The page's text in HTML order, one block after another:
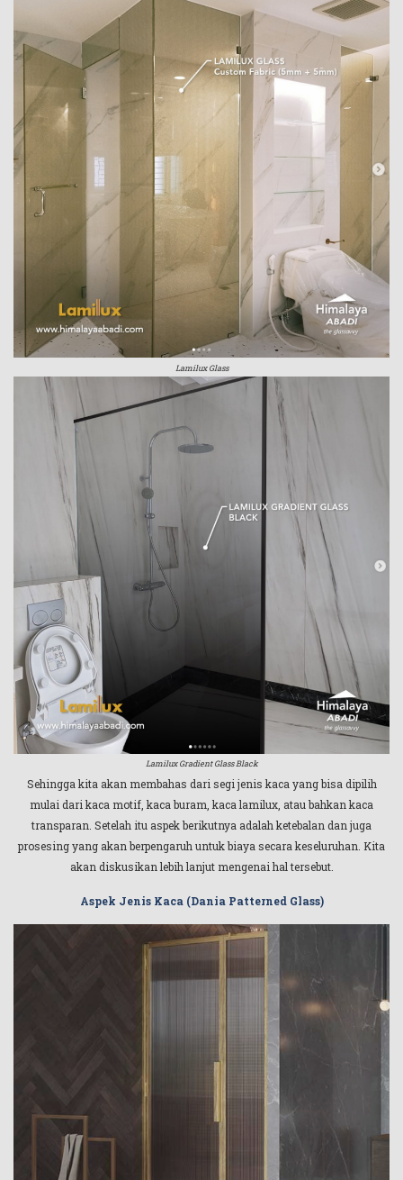
Lamilux Glass
Lamilux Gradient Glass Black
Sehingga kita akan membahas dari segi jenis kaca yang bisa dipilih
mulai dari kaca motif, kaca buram, kaca lamilux, atau bahkan kaca
transparan. Setelah itu aspek berikutnya adalah ketebalan dan juga
prosesing yang akan berpengaruh untuk biaya secara keseluruhan. Kita
akan diskusikan lebih lanjut mengenai hal tersebut.
Aspek Jenis Kaca (Dania Patterned Glass)